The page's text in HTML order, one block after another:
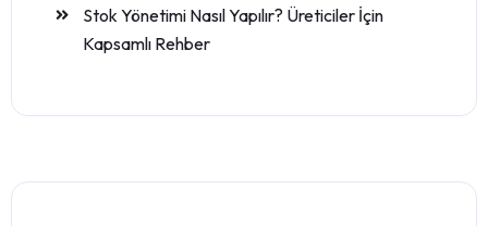
Stok Yönetimi Nasıl Yapılır? Üreticiler İçin
Kapsamlı Rehber